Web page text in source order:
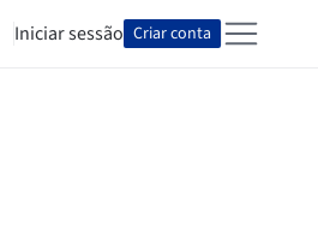
Iniciar sessão Criar conta